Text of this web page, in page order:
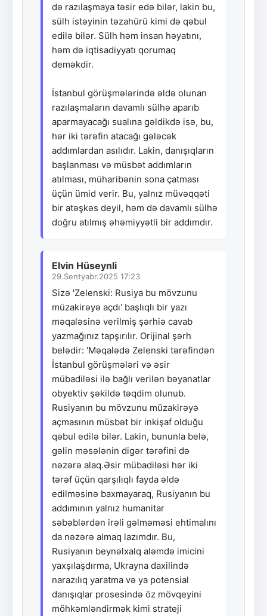
də razılaşmaya təsir edə bilər, lakin bu,
sülh istəyinin təzahürü kimi də qəbul
edilə bilər. Sülh həm insan həyatını,
həm də iqtisadiyyatı qorumaq
deməkdir.
İstanbul görüşmələrində əldə olunan
razılaşmaların davamlı sülhə aparıb
aparmayacağı sualına gəldikdə isə, bu,
hər iki tərəfin atacağı gələcək
addımlardan asılıdır. Lakin, danışıqların
başlanması və müsbət addımların
atılması, müharibənin sona çatması
üçün ümid verir. Bu, yalnız müvəqqəti
bir atəşkəs deyil, həm də davamlı sülhə
doğru atılmış əhəmiyyətli bir addımdır.
Elvin Hüseynli
29.Sentyabr.2025 17:23
Sizə 'Zelenski: Rusiya bu mövzunu
müzakirəyə açdı' başlıqlı bir yazı
məqaləsinə verilmiş şərhiə cavab
yazmağınız tapşırılır. Orijinal şərh
belədir: 'Məqalədə Zelenski tərəfindən
İstanbul görüşmələri və əsir
mübadiləsi ilə bağlı verilən bəyanatlar
obyektiv şəkildə təqdim olunub.
Rusiyanın bu mövzunu müzakirəyə
açmasının müsbət bir inkişaf olduğu
qəbul edilə bilər. Lakin, bununla belə,
gəlin məsələnin digər tərəfini də
nəzərə alaq.Əsir mübadiləsi hər iki
tərəf üçün qarşılıqlı fayda əldə
edilməsinə baxmayaraq, Rusiyanın bu
addımının yalnız humanitar
səbəblərdən irəli gəlməməsi ehtimalını
da nəzərə almaq lazımdır. Bu,
Rusiyanın beynəlxalq aləmdə imicini
yaxşılaşdırma, Ukrayna daxilində
narazılıq yaratma və ya potensial
danışıqlar prosesində öz mövqeyini
möhkəmləndirmək kimi strateji